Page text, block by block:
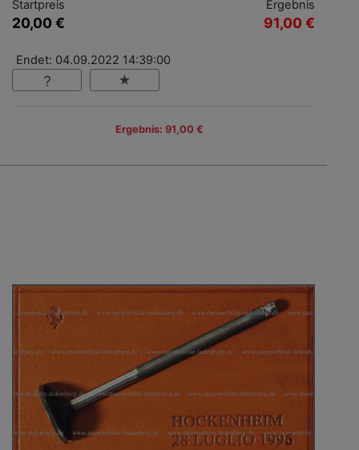
Startpreis
20,00 €
Ergebnis
91,00 €
Endet: 04.09.2022 14:39:00
Ergebnis: 91,00 €